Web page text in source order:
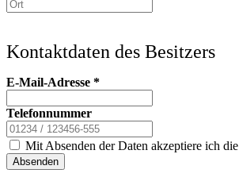
Kontaktdaten des Besitzers
E-Mail-Adresse *
Telefonnummer
Mit Absenden der Daten akzeptiere ich die
Absenden